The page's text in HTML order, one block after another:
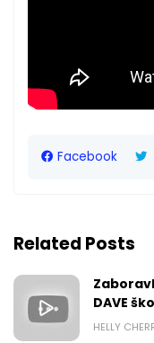
Facebook
Related Posts
DAVE
HELLY